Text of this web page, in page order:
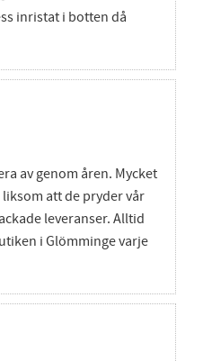
inristat i botten då
av genom åren. Mycket
att de pryder vår
leveranser. Alltid
i Glömminge varje